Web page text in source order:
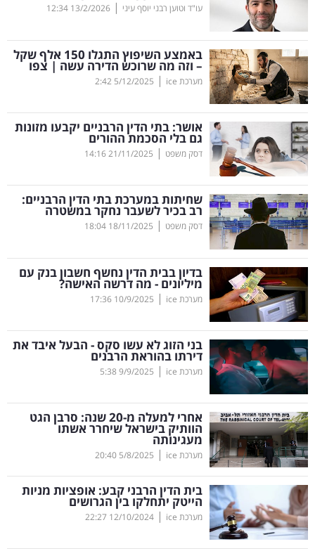
משפט
מדדים
ומחקרים
דעות
רכילות
עסקית
קריפטו
ויראלי
טלוויזיה
עסקי
ספורט
קריירה
ולימודים
מינויים
רייטינג
רכב
בריאות
תרבות
עו"ד וטוען רבני יוסף עיני |
13/2/2026
12:34
באמצע השיפוץ התגלו 150 אלף שקל
– וזה מה שרוכש הדירה עשה | צפו
מערכת ice |
5/12/2025
2:42
אושר: בתי הדין הרבניים יקבעו מזונות
גם בלי הסכמת ההורים
דסק משפט |
21/11/2025
14:16
שחיתות במערכת בתי הדין הרבניים:
רב בכיר לשעבר נחקר במשטרה
דסק משפט |
18/11/2025
18:04
בדיון בבית הדין נחשף חשבון בנק עם
מיליונים - מה דרשה האישה?
מערכת ice |
10/9/2025
17:36
בני הזוג לא עשו סקס - הבעל איבד את
דירתו בהוראת הרבנים
מערכת ice |
9/9/2025
5:38
אחרי למעלה מ-20 שנה: סרבן הגט
הוותיק בישראל שיחרר אשתו
מעגינותה
מערכת ice |
5/8/2025
20:40
בית הדין הרבני קבע: אופציות מניות
הייטק יתחלקו בין הגרושים
מערכת ice |
12/10/2024
22:27